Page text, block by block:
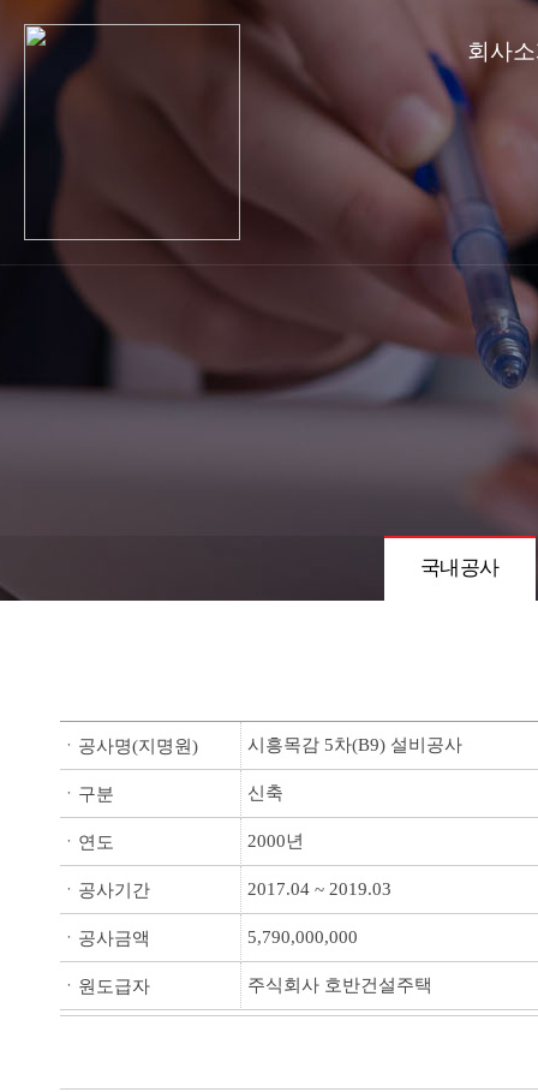
회사
핵심가치
주요거래처
국내공사
ㆍ공사명(지명원) 시흥목감 5차(B9) 설비공사
ㆍ구분 신축
ㆍ연도 2000년
ㆍ공사기간 2017.04 ~ 2019.03
ㆍ공사금액 5,790,000,000
ㆍ원도급자 주식회사 호반건설주택